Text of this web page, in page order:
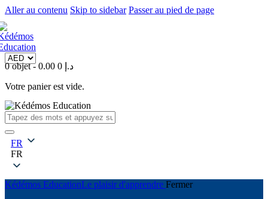
Aller au contenu Skip to sidebar Passer au pied de page
0 objet- 0.00 د.إ 0
Votre panier est vide.
FR
FR
Kédémos EducationLe plaisir d'apprendre Fermer